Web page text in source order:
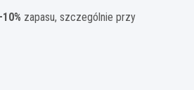
zapasu, szczególnie przy